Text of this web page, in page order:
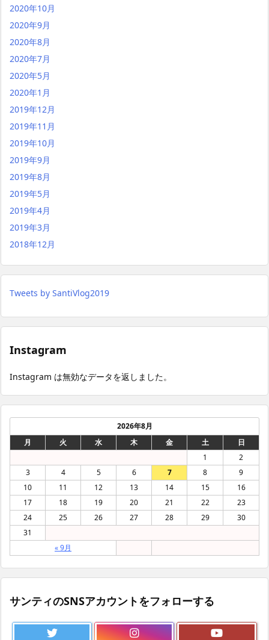
2020年10月
2020年9月
2020年8月
2020年7月
2020年5月
2020年1月
2019年12月
2019年11月
2019年10月
2019年9月
2019年8月
2019年5月
2019年4月
2019年3月
2018年12月
Tweets by SantiVlog2019
Instagram
Instagram は無効なデータを返しました。
2026年8月
月
火 水 木 金 土 日
« 9月
1
2
3
4 5 6 7 8
9
10
11 12 13 14 15
16
17
18 19 20 21 22
23
24
25 26 27 28 29
30
31
サンティのSNSアカウントをフォローする